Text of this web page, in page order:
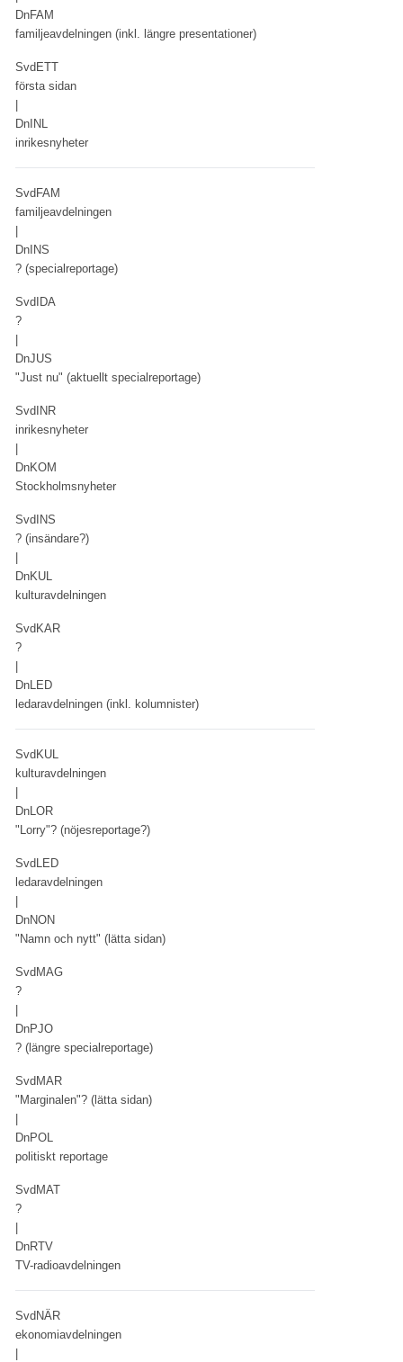
DnFAM
familjeavdelningen (inkl. längre presentationer)
SvdETT
första sidan
DnINL
inrikesnyheter
SvdFAM
familjeavdelningen
DnINS
? (specialreportage)
SvdIDA
?
DnJUS
"Just nu" (aktuellt specialreportage)
SvdINR
inrikesnyheter
DnKOM
Stockholmsnyheter
SvdINS
? (insändare?)
DnKUL
kulturavdelningen
SvdKAR
?
DnLED
ledaravdelningen (inkl. kolumnister)
SvdKUL
kulturavdelningen
DnLOR
"Lorry"? (nöjesreportage?)
SvdLED
ledaravdelningen
DnNON
"Namn och nytt" (lätta sidan)
SvdMAG
?
DnPJO
? (längre specialreportage)
SvdMAR
"Marginalen"? (lätta sidan)
DnPOL
politiskt reportage
SvdMAT
?
DnRTV
TV-radioavdelningen
SvdNÄR
ekonomiavdelningen